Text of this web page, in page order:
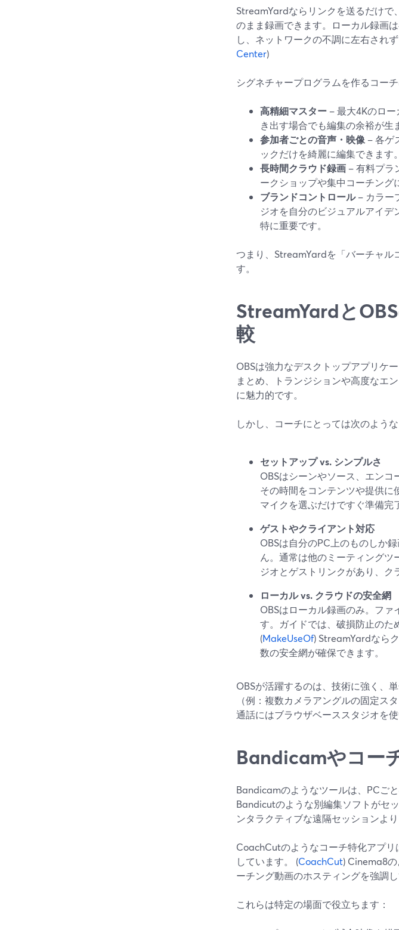
StreamYardならリンクを送るだけで
のまま録画できます。ローカル録画
し、ネットワークの不調に左右され
Center)
シグネチャープログラムを作るコー
高精細マスター – 最大4Kのロ
き出す場合でも編集の余裕が生
参加者ごとの音声・映像 – 各ゲ
ックだけを綺麗に編集できます
長時間クラウド録画 – 有料プラ
ークショップや集中コーチング
ブランドコントロール– カラー
ジオを自分のビジュアルアイ
特に重要です。
つまり、StreamYardを「バーチャル
す。
StreamYardと
較
OBSは強力なデスクトップアプリケ
まとめ、トランジションや高度なエ
に魅力的です。
しかし、コーチにとっては次のよう
セットアップ vs. シンプルさ
OBSはシーンやソース、エンコ
その時間をコンテンツや提供
マイクを選ぶだけですぐ準備完
ゲストやクライアント対応
OBSは自分のPC上のものしか
ん。通常は他のミーティング
ジオとゲストリンクがあり、ク
ローカル vs. クラウドの安全網
OBSはローカル録画のみ。フ
す。ガイドでは、破損防止のた
(MakeUseOf) StreamYardなら
数の安全網が確保できます。
OBSが活躍するのは、技術に強く、
（例：複数カメラアングルの固定ス
通話にはブラウザベーススタジオを
Bandicamやコー
Bandicamのようなツールは、PCご
Bandicutのような別編集ソフトがセ
ンタラクティブな遠隔セッションよ
CoachCutのようなコーチ特化アプ
しています。 (CoachCut) Cinema8
ーチング動画のホスティングを強調
これらは特定の場面で役立ちます：